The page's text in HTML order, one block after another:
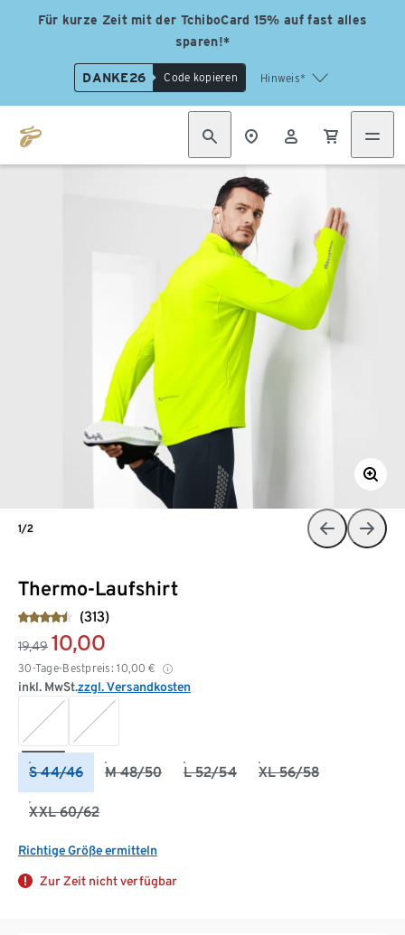
Für kurze Zeit mit der TchiboCard 15% auf fast alles
sparen!*
DANKE26 Code kopieren Hinweis*
Thermo-Laufshirt
(313)
19,49 10,00
30-Tage-Bestpreis: 10,00 €
inkl. MwSt.zzgl. Versandkosten
S 44/46 M 48/50 L 52/54 XL 56/58
XXL 60/62
Richtige Größe ermitteln
Zur Zeit nicht verfügbar
1/2